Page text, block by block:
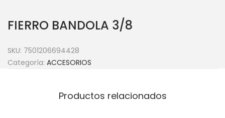
FIERRO BANDOLA 3/8
SKU: 7501206694428
Categoría: ACCESORIOS
Productos relacionados